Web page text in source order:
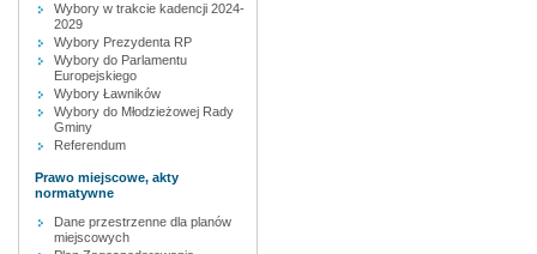
Wybory w trakcie kadencji 2024-
2029
Wybory Prezydenta RP
Wybory do Parlamentu
Europejskiego
Wybory Ławników
Wybory do Młodzieżowej Rady
Gminy
Referendum
Prawo miejscowe, akty
normatywne
Dane przestrzenne dla planów
miejscowych